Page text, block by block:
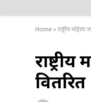
Home »राष्ट्रीय
वितरित